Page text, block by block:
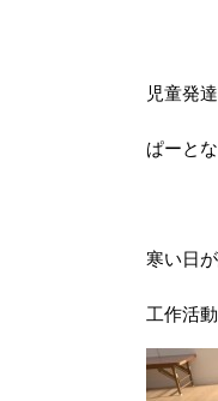
児童発
ぱーと
寒い日
工作活